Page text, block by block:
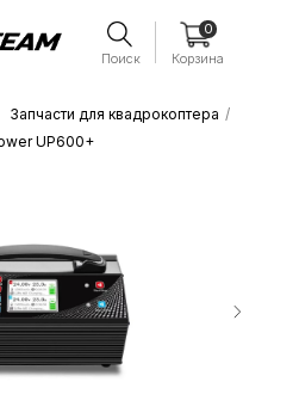
Поиск Корзина
0
Запчасти для квадрокоптера /
UP600+